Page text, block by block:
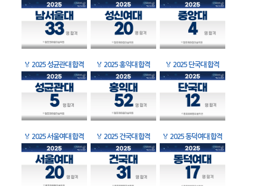
🏅 2025 성균관대 합격 🏅 2025 홍익대 합격 🏅 2025 단국대 합격
🏅 2025 서울여대 합격 🏅 2025 건국대 합격 🏅 2025 동덕여대 합격